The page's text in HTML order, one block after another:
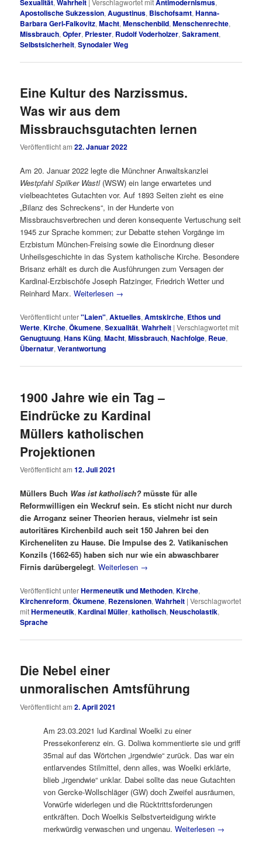
Apostolische Sukzession,Augustinus, Bischofsamt,Hanna-
Barbara Gerl-Falkovitz,Macht,Menschenbild,Menschenrechte,
Missbrauch,Opfer, Priester, Rudolf Voderholzer,Sakrament,
Selbstsicherheit,Synodaler Weg
Eine Kultur des Narzissmus.
Was wir aus dem
Missbrauchsgutachten lernen
Veröffentlicht am22. Januar 2022
Am 20. Januar 2022 legte die Münchner Anwaltskanzlei
Westpfahl Spilker Wastl(WSW) ein lange erwartetes und
vielbeachtetes Gutachten vor. Auf 1893 Seiten zieht es eine
„Bilanz des Schreckens“, in der Hunderte von
Missbrauchsverbrechen und deren konsequente Vertuschung seit
1945 zur Sprache kommen; zur Debatte stehen Vorgänge im
Erzbistum München-Freising sowie die Einordnung dieser
Unheilsgeschichte in das System katholische Kirche. Besondere
Brisanz erhält es durch die Ausführungen zum Versagen der
Kardinal-Erzbischöfe Joseph Ratzinger, Friedrich Wetter und
Reinhard Marx.Weiterlesen →
Veröffentlicht unter"Laien",Aktuelles,Amtskirche, Ethos und
Werte,Kirche,Ökumene,Sexualität,Wahrheit |Verschlagwortet mit
Genugtuung,Hans Küng,Macht,Missbrauch,Nachfolge, Reue,
Übernatur,Verantwortung
1900 Jahre wie ein Tag –
Eindrücke zu Kardinal
Müllers katholischen
Projektionen
Veröffentlicht am12. Juli 2021
Müllers Buch Was ist katholisch?müsste für alle
Reformwilligen ein Weckruf sein. Es sticht nicht nur durch
die Arroganz seiner Theorien heraus, vielmehr ist sein
autoritäres Kirchenbild auch seit 150 Jahren bei den
Kircheneliten zu Hause. Die Impulse des 2. Vatikanischen
Konzils (1662-65) haben sich nur wie ein abwaschbarer
Firnis darübergelegt.Weiterlesen →
Veröffentlicht unterHermeneutik und Methoden,Kirche,
Kirchenreform,Ökumene, Rezensionen,Wahrheit |Verschlagwortet
mitHermeneutik,Kardinal Müller,katholisch,Neuscholastik,
Sprache
Die Nebel einer
unmoralischen Amtsführung
Veröffentlicht am2. April 2021
Am 23.03.2021 lud Kardinal Woelki zu einer
Pressekonferenz ein. G. Doliwa kommentierte sie und griff
35mal auf das Wörtchen „irgendwie“ zurück. Das war ein
entlarvendes Stilmittel, denn alles, was Woelki erklärte,
blieb „irgendwie“ unklar. Dabei sollte das neue Gutachten
von Gercke-Wollschläger (GW) doch Zweifel ausräumen,
Vorwürfe widerlegen und die Rücktrittsforderungen
entkräften. Doch Woelkis Selbstverteidigung wirkte
merkwürdig verwaschen und ungenau.Weiterlesen →